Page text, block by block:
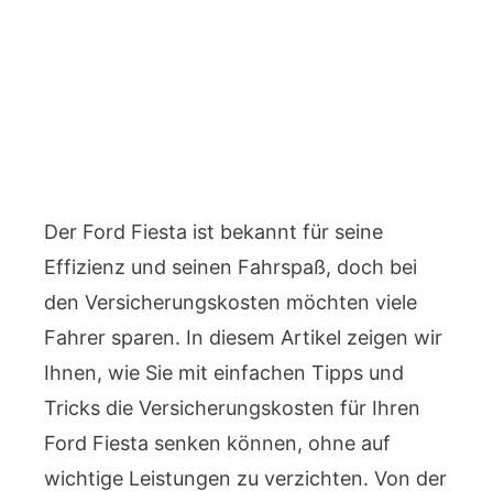
Der Ford Fiesta ist bekannt für seine
Effizienz und seinen Fahrspaß, doch bei
den Versicherungskosten möchten viele
Fahrer sparen. In diesem Artikel zeigen wir
Ihnen, wie Sie mit einfachen Tipps und
Tricks die Versicherungskosten für Ihren
Ford Fiesta senken können, ohne auf
wichtige Leistungen zu verzichten. Von der